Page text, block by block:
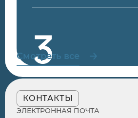
3
Смотреть все 🡢
КОНТАКТЫ
ЭЛЕКТРОННАЯ ПОЧТА